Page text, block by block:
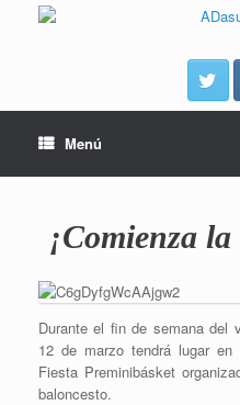
Menú
¡Comienza
Durante el fin de semana del
12 de marzo tendrá lugar
Fiesta Preminibásket
baloncesto.